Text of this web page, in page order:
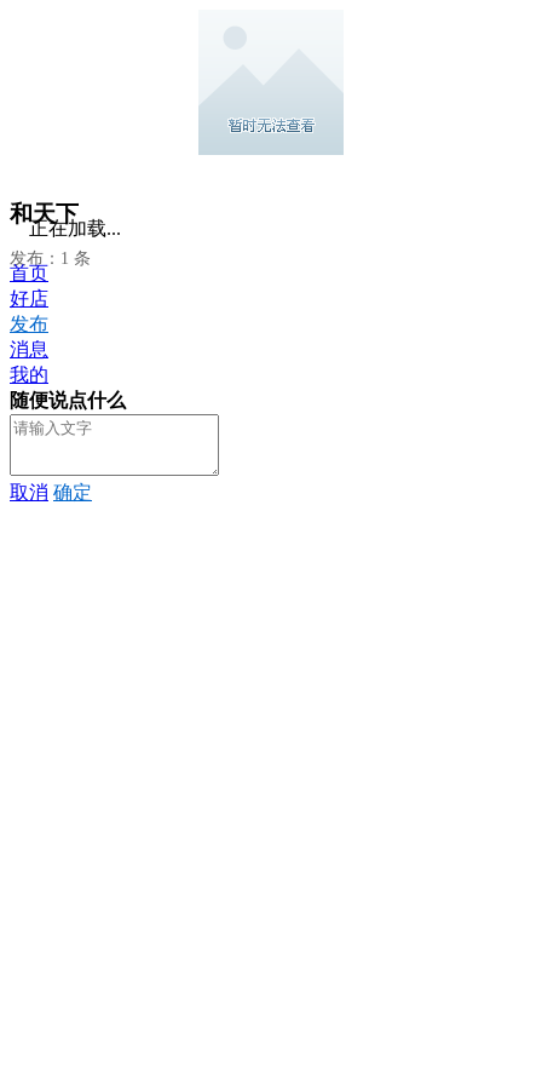
和天下
发布：1 条
正在加载...
首页
好店
发布
消息
我的
随便说点什么
取消 确定